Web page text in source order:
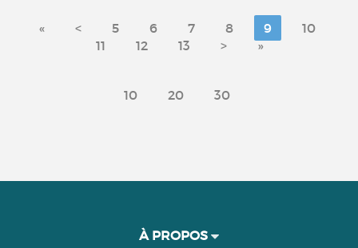
« < 5 6 7 8 9
10
11
12 13 > »
10 20 30
À PROPOS